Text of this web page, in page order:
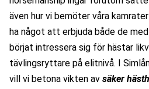
även hur vi bemöter våra
ha något att erbjuda både de
börjat intressera sig för hästar
tävlingsryttare på elitnivå. I
vill vi betona vikten av säker